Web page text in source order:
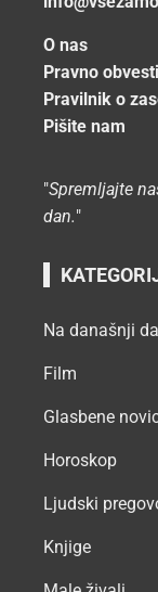
O nas
Pravno
Pravilnik o
Pišite nam
"Spremljajte
dan."
Na današnji
Film
Glasbene
Horoskop
Ljudski
Knjige